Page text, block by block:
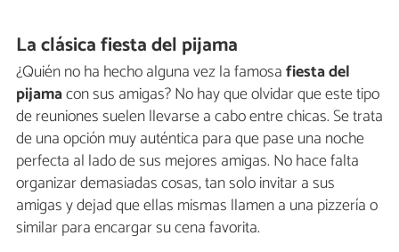
La clásica fiesta del pijama
¿Quién no ha hecho alguna vez la famosafiesta del
pijamacon sus amigas? No hay que olvidar que este tipo
de reuniones suelen llevarse a cabo entre chicas. Se trata
de una opción muy auténtica para que pase una noche
perfecta al lado de sus mejores amigas. No hace falta
organizar demasiadas cosas, tan solo invitar a sus
amigas y dejad que ellas mismas llamen a una pizzería o
similar para encargar su cena favorita.